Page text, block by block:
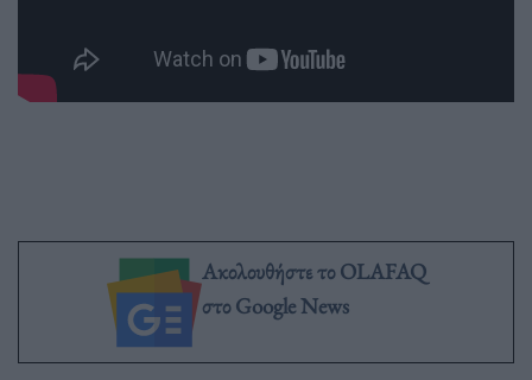
Ακολουθήστε το OLAFAQ
στο Google News